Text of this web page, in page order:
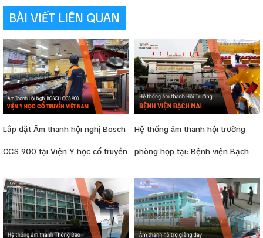
BÀI VIẾT LIÊN QUAN
Lắp đặt Âm thanh hội nghị Bosch
CCS 900 tại Viện Y học cổ truyền
Hệ thống âm thanh hội trường
phòng họp tại: Bệnh viện Bạch